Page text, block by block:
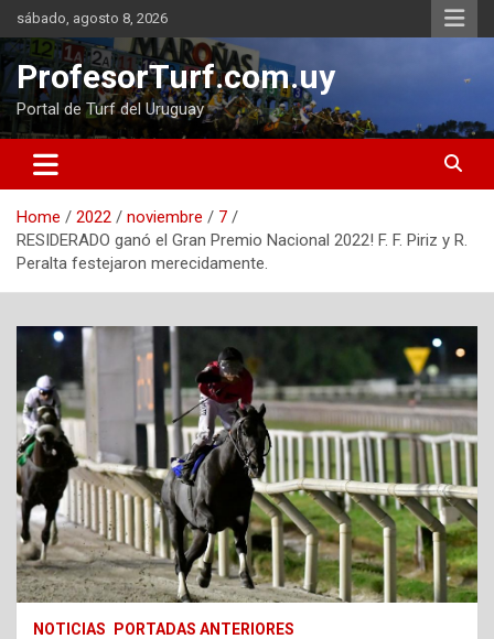
Skip
to
content
sábado, agosto 8, 2026
ProfesorTurf.com.uy
Portal de Turf del Uruguay
Home 2022 noviembre
7
RESIDERADO ganó el Gran Premio Nacional 2022! F. F. Piriz y R.
Peralta festejaron merecidamente.
NOTICIAS PORTADAS ANTERIORES